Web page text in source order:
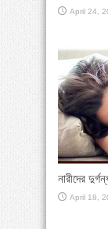
April 24,
নারীদের
April 18,